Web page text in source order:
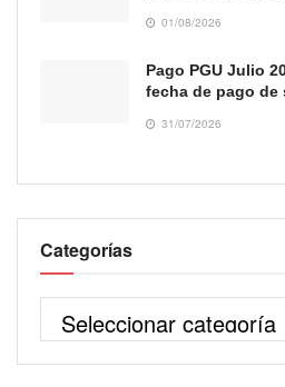
01/08/2026
Pago PGU Julio
fecha de pago de
31/07/2026
Categorías